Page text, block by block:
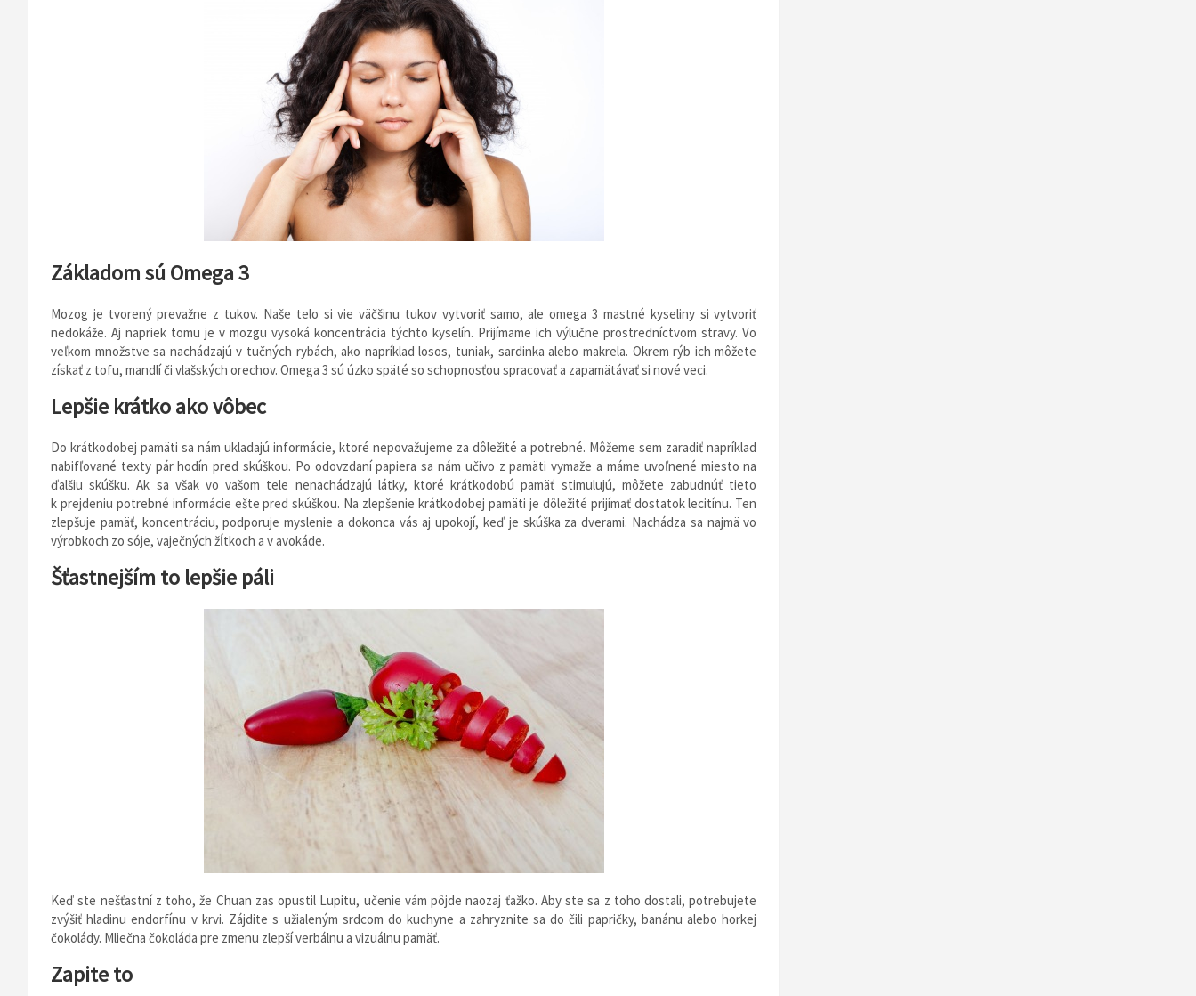
Základom sú Omega 3
Mozog je tvorený prevažne z tukov. Naše telo si vie väčšinu tukov vytvoriť samo, ale omega 3 mastné kyseliny si vytvoriť
nedokáže. Aj napriek tomu je v mozgu vysoká koncentrácia týchto kyselín. Prijímame ich výlučne prostredníctvom stravy. Vo
veľkom množstve sa nachádzajú v tučných rybách, ako napríklad losos, tuniak, sardinka alebo makrela. Okrem rýb ich môžete
získať z tofu, mandlí či vlašských orechov. Omega 3 sú úzko späté so schopnosťou spracovať a zapamätávať si nové veci.
Lepšie krátko ako vôbec
Do krátkodobej pamäti sa nám ukladajú informácie, ktoré nepovažujeme za dôležité a potrebné. Môžeme sem zaradiť napríklad
nabifľované texty pár hodín pred skúškou. Po odovzdaní papiera sa nám učivo z pamäti vymaže a máme uvoľnené miesto na
ďalšiu skúšku. Ak sa však vo vašom tele nenachádzajú látky, ktoré krátkodobú pamäť stimulujú, môžete zabudnúť tieto
k prejdeniu potrebné informácie ešte pred skúškou. Na zlepšenie krátkodobej pamäti je dôležité prijímať dostatok lecitínu. Ten
zlepšuje pamäť, koncentráciu, podporuje myslenie a dokonca vás aj upokojí, keď je skúška za dverami. Nachádza sa najmä vo
výrobkoch zo sóje, vaječných žĺtkoch a v avokáde.
Šťastnejším to lepšie páli
Keď ste nešťastní z toho, že Chuan zas opustil Lupitu, učenie vám pôjde naozaj ťažko. Aby ste sa z toho dostali, potrebujete
zvýšiť hladinu endorfínu v krvi. Zájdite s užialeným srdcom do kuchyne a zahryznite sa do čili papričky, banánu alebo horkej
čokolády. Mliečna čokoláda pre zmenu zlepší verbálnu a vizuálnu pamäť.
Zapite to